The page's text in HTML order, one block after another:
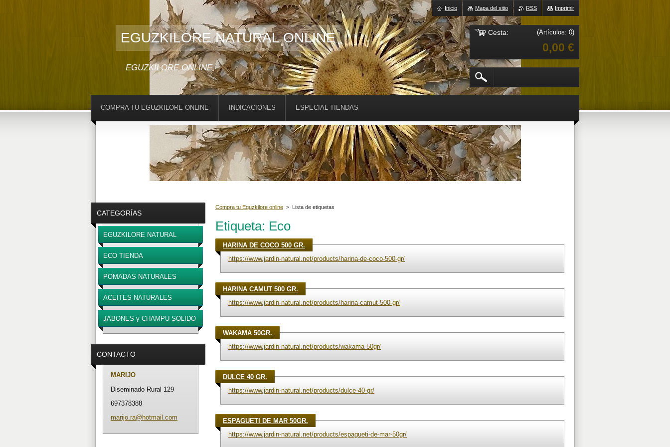
EGUZKILORE NATURAL ONLINE
EGUZKILORE ONLINE
Compra tu Eguzkilore online > Lista de etiquetas
Etiqueta: Eco
HARINA DE COCO 500 GR.
https://www.jardin-natural.net/products/harina-de-coco-500-gr/
HARINA CAMUT 500 GR.
https://www.jardin-natural.net/products/harina-camut-500-gr/
WAKAMA 50GR.
https://www.jardin-natural.net/products/wakama-50gr/
DULCE 40 GR.
https://www.jardin-natural.net/products/dulce-40-gr/
ESPAGUETI DE MAR 50GR.
https://www.jardin-natural.net/products/espagueti-de-mar-50gr/
CATEGORÍAS
EGUZKILORE NATURAL
TRATADO
ECO TIENDA
POMADAS NATURALES
ACEITES NATURALES
JABONES y CHAMPU SOLIDO
CONTACTO
MARIJO
Diseminado Rural 129
697378388
marijo.ra@hotmai l.com
COMPRA TU EGUZKILORE ONLINE INDICACIONES ESPECIAL TIENDAS
Imprimir
RSS
Mapa del sitio
Inicio
Cesta: (Artículos: 0)
0,00 €